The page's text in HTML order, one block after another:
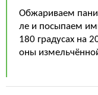
Обжариваем
ле и посыпаем
180 градусах на
оны